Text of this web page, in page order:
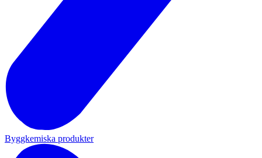
Byggkemiska produkter